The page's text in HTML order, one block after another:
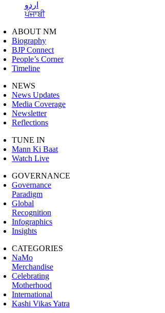
اردو
ਪੰਜਾਬੀ
ABOUT NM
Biography
BJP Connect
People’s Corner
Timeline
NEWS
News Updates
Media Coverage
Newsletter
Reflections
TUNE IN
Mann Ki Baat
Watch Live
GOVERNANCE
Governance
Paradigm
Global
Recognition
Infographics
Insights
CATEGORIES
NaMo
Merchandise
Celebrating
Motherhood
International
Kashi Vikas Yatra